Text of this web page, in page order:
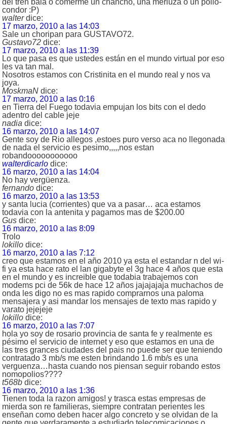
del tren bala o comerme un chancho, una merluza o un pollo-
condor :P)
walter dice:
17 marzo, 2010 a las 14:03
Sale un choripan para GUSTAVO72.
Gustavo72 dice:
17 marzo, 2010 a las 11:39
Lo que pasa es que ustedes están en el mundo virtual por eso
les va tan mal.
Nosotros estamos con Cristinita en el mundo real y nos va
joya.
MoskmaN dice:
17 marzo, 2010 a las 0:16
en Tierra del Fuego todavia empujan los bits con el dedo
adentro del cable jeje
nadia dice:
16 marzo, 2010 a las 14:07
Gente soy de Rio allegos ,estoes puro verso aca no llegonada
de nada el servicio es pesimo,,,,,nos estan
robandooooooooooo
walterdicarlo dice:
16 marzo, 2010 a las 14:04
No hay vergüenza.
fernando dice:
16 marzo, 2010 a las 13:53
y santa lucia (corrientes) que va a pasar… aca estamos
todavia con la antenita y pagamos mas de $200.00
Gus dice:
16 marzo, 2010 a las 8:09
Trolo
lokillo dice:
16 marzo, 2010 a las 7:12
creo que estamos en el año 2010 ya esta el estandar n del wi-
fi ya esta hace rato el lan gigabyte el 3g hace 4 años que esta
en el mundo y es increible que todabia trabajemos con
modems pci de 56k de hace 12 años jajajajaja muchachos de
onda les digo no es mas rapido comprarnos una paloma
mensajera y asi mandar los mensajes de texto mas rapido y
varato jejejeje
lokillo dice:
16 marzo, 2010 a las 7:07
hola yo soy de rosario provincia de santa fe y realmente es
pésimo el servicio de internet y eso que estamos en una de
las tres grances ciudades del pais no puede ser que teniendo
contratado 3 mb/s me esten brindando 1.6 mb/s es una
verguenza…hasta cuando nos piensan seguir robando estos
nomopolios????
t568b dice:
16 marzo, 2010 a las 1:36
Tienen toda la razon amigos! y trasca estas empresas de
mierda son re familieras, siempre contratan perientes les
enseñan como deben hacer algo concreto y se olvidan de la